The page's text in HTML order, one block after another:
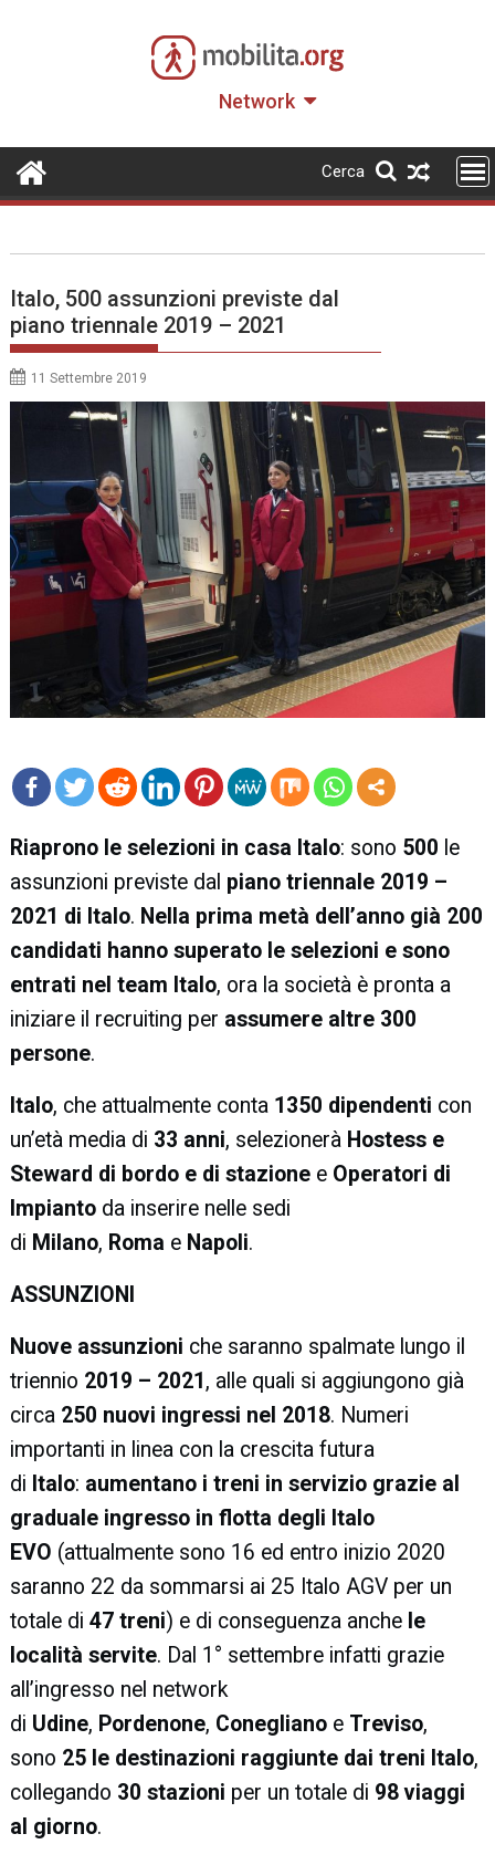
Network
Cerca
Italo, 500 assunzioni previste dal
piano triennale 2019 – 2021
11 Settembre 2019
re
Riaprono le selezioni in casa Italo: sono 500 le
assunzioni previste dal piano triennale 2019 –
2021 di Italo. Nella prima metà dell’anno già 200
candidati hanno superato le selezioni e sono
entrati nel team Italo, ora la società è pronta a
iniziare il recruiting per assumere altre 300
persone.
Italo, che attualmente conta 1350 dipendenti con
un’età media di 33 anni, selezionerà Hostess e
Steward di bordo e di stazione e Operatori di
Impianto da inserire nelle sedi
di Milano, Roma e Napoli.
ASSUNZIONI
Nuove assunzioni che saranno spalmate lungo il
triennio 2019 – 2021 , alle quali si aggiungono già
circa 250 nuovi ingressi nel 2018. Numeri
importanti in linea con la crescita futura
di Italo: aumentano i treni in servizio grazie al
graduale ingresso in flotta degli Italo
EVO (attualmente sono 16 ed entro inizio 2020
saranno 22 da sommarsi ai 25 Italo AGV per un
totale di47 treni) e di conseguenza anche le
località servite. Dal 1° settembre infatti grazie
all’ingresso nel network
di Udine, Pordenone, Conegliano e Treviso,
sono 25 le destinazioni raggiunte dai treni Italo,
collegando 30 stazioni per un totale di 98 viaggi
al giorno.